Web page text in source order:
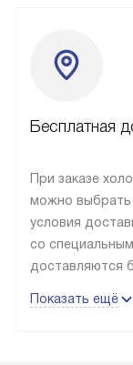
Бесплатная
При заказе
можно
условия
со
доставляются
до подъезда,
Показать ещё